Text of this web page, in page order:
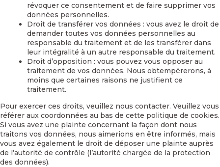
révoquer ce consentement et de faire supprimer vos
données personnelles.
Droit de transférer vos données : vous avez le droit de
demander toutes vos données personnelles au
responsable du traitement et de les transférer dans
leur intégralité à un autre responsable du traitement.
Droit d’opposition : vous pouvez vous opposer au
traitement de vos données. Nous obtempérerons, à
moins que certaines raisons ne justifient ce
traitement.
Pour exercer ces droits, veuillez nous contacter. Veuillez vous
référer aux coordonnées au bas de cette politique de cookies.
Si vous avez une plainte concernant la façon dont nous
traitons vos données, nous aimerions en être informés, mais
vous avez également le droit de déposer une plainte auprès
de l’autorité de contrôle (l’autorité chargée de la protection
des données).